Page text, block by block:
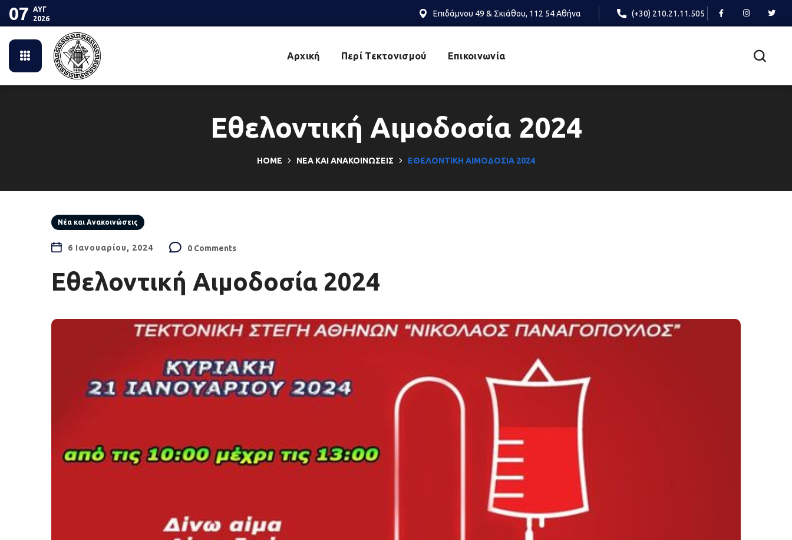
07
ΑΥΓ
2026
Επιδάμνου 49 & Σκιάθου, 112 54 Αθήνα (+30) 210.21.11.505
Αρχική Περί Τεκτονισμού Επικοινωνία
Εθελοντική Αιμοδοσία 2024
HOME ΝΈΑ ΚΑΙ ΑΝΑΚΟΙΝΏΣΕΙΣ ΕΘΕΛΟΝΤΙΚΉ ΑΙΜΟΔΟΣΊΑ 2024
Νέα και Ανακοινώσεις
6 Ιανουαρίου, 2024 0 Comments
Εθελοντική Αιμοδοσία 2024